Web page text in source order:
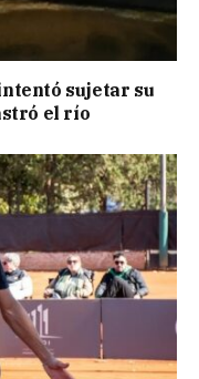
sujetar su
el río